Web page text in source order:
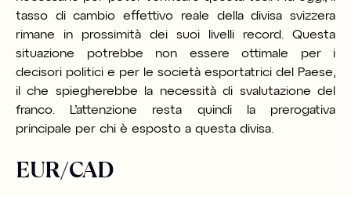
tasso di cambio effettivo reale della divisa svizzera
rimane in prossimità dei suoi livelli record. Questa
situazione potrebbe non essere ottimale per i
decisori politici e per le società esportatrici del Paese,
il che spiegherebbe la necessità di svalutazione del
franco. L’attenzione resta quindi la prerogativa
principale per chi è esposto a questa divisa.
EUR/CAD